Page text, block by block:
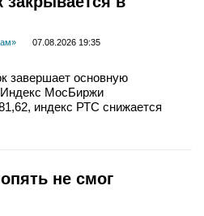
07.08.2026 19:35
завершает основную
Индекс МосБиржи
индекс РТС снижается
не смог